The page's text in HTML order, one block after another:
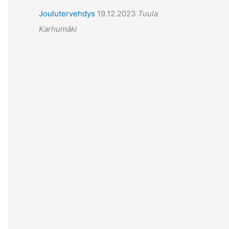
Joulutervehdys 19.12.2023 Tuula
Karhumäki